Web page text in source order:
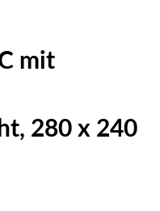
mit
280 x 240